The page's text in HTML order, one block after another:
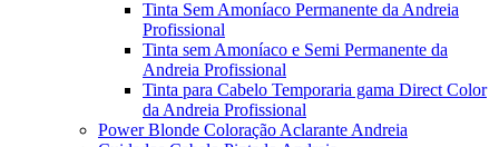
Tinta Sem Amoníaco Permanente da Andreia
Profissional
Tinta sem Amoníaco e Semi Permanente da
Andreia Profissional
Tinta para Cabelo Temporaria gama Direct Color
da Andreia Profissional
Power Blonde Coloração Aclarante Andreia